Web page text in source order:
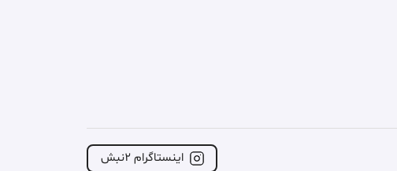
اینستاگرام ۲نبش